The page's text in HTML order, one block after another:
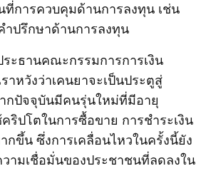
ที่การควบคุมด้านการลงทุน เช่น
ำปรึกษาด้านการลงทุน
ระธานคณะกรรมการการเงิน
าหวังว่าเคนยาจะเป็นประตูสู่
กปัจจุบันมีคนรุ่นใหม่ที่มีอายุ
ริปโตในการซื้อขาย การชำระเงิน
กขึ้น ซึ่งการเคลื่อนไหวในครั้งนี้ยัง
ามเชื่อมั่นของประชาชนที่ลดลงใน